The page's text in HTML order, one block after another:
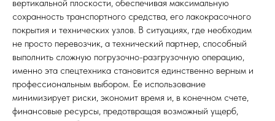
вертикальной плоскости, обеспечивая максимальную
сохранность транспортного средства, его лакокрасочного
покрытия и технических узлов. В ситуациях, где необходим
не просто перевозчик, а технический партнер, способный
выполнить сложную погрузочно-разгрузочную операцию,
именно эта спецтехника становится единственно верным и
профессиональным выбором. Ее использование
минимизирует риски, экономит время и, в конечном счете,
финансовые ресурсы, предотвращая возможный ущерб,